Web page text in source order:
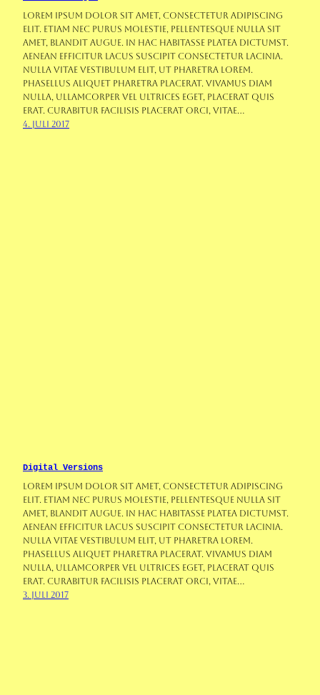
Lorem ipsum dolor sit amet, consectetur adipiscing
elit. Etiam nec purus molestie, pellentesque nulla sit
amet, blandit augue. In hac habitasse platea dictumst.
Aenean efficitur lacus suscipit consectetur lacinia.
Nulla vitae vestibulum elit, ut pharetra lorem.
Phasellus aliquet pharetra placerat. Vivamus diam
nulla, ullamcorper vel ultrices eget, placerat quis
erat. Curabitur facilisis placerat orci, vitae…
4. Juli 2017
Digital Versions
Lorem ipsum dolor sit amet, consectetur adipiscing
elit. Etiam nec purus molestie, pellentesque nulla sit
amet, blandit augue. In hac habitasse platea dictumst.
Aenean efficitur lacus suscipit consectetur lacinia.
Nulla vitae vestibulum elit, ut pharetra lorem.
Phasellus aliquet pharetra placerat. Vivamus diam
nulla, ullamcorper vel ultrices eget, placerat quis
erat. Curabitur facilisis placerat orci, vitae…
3. Juli 2017